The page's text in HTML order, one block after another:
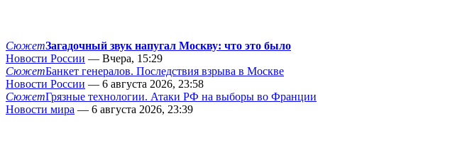
СюжетЗагадочный звук напугал Москву: что это было
Новости России — Вчера, 15:29
СюжетБанкет генералов. Последствия взрыва в Москве
Новости России — 6 августа 2026, 23:58
СюжетГрязные технологии. Атаки РФ на выборы во Франции
Новости мира — 6 августа 2026, 23:39